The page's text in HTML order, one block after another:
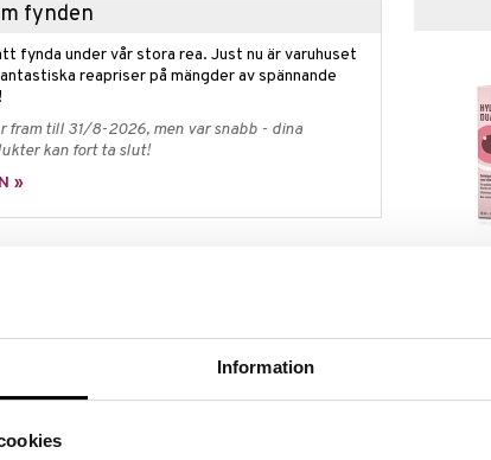
Information
fynden
fynda under vår stora rea. Just nu är varuhuset
reapriser på mängder av spännande
fram till 31/8-2026, men var snabb - dina
kan fort ta slut!
»
är omöjlig på natten, behöver ögonytan ett